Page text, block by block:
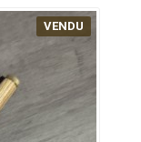
VENDU